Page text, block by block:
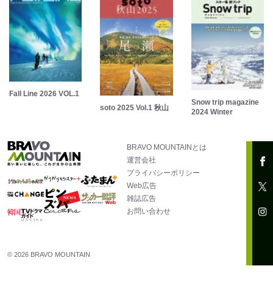
Fall Line 2026 VOL.1
soto 2025 Vol.1 秋山
Snow trip magazine
2024 Winter
BRAVO MOUNTAINとは
運営会社
プライバシーポリシー
Web広告
雑誌広告
お問い合わせ
© 2026 BRAVO MOUNTAIN